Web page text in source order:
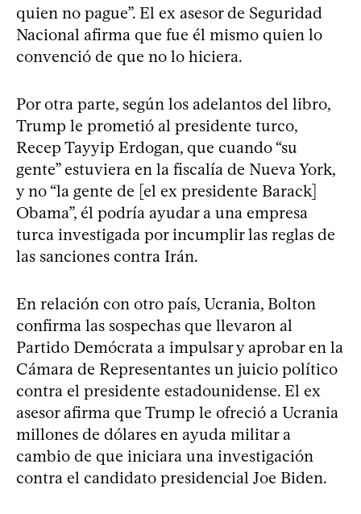
quien no pague”. El ex asesor de Seguridad
Nacional afirma que fue él mismo quien lo
convenció de que no lo hiciera.
Por otra parte, según los adelantos del libro,
Trump le prometió al presidente turco,
Recep Tayyip Erdogan, que cuando “su
gente” estuviera en la fiscalía de Nueva York,
y no “la gente de [el ex presidente Barack]
Obama”, él podría ayudar a una empresa
turca investigada por incumplir las reglas de
las sanciones contra Irán.
En relación con otro país, Ucrania, Bolton
confirma las sospechas que llevaron al
Partido Demócrata a impulsar y aprobar en la
Cámara de Representantes un juicio político
contra el presidente estadounidense. El ex
asesor afirma que Trump le ofreció a Ucrania
millones de dólares en ayuda militar a
cambio de que iniciara una investigación
contra el candidato presidencial Joe Biden.